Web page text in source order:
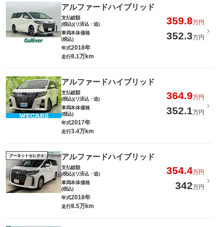
アルファードハイブリッド
支払総額
(税込)(リ済込・追)
359.8万円
車両本体価格
(税込)
352.3万円
年式2018年
走行8.1万km
アルファードハイブリッド
支払総額
(税込)(リ済込・追)
364.9万円
車両本体価格
(税込)
352.1万円
年式2017年
走行3.4万km
グーネットセレクト アルファードハイブリッド
支払総額
(税込)(リ済込・追)
354.4万円
車両本体価格
(税込)
342万円
年式2018年
走行8.5万km